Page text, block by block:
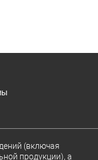
(включая
продукции), а